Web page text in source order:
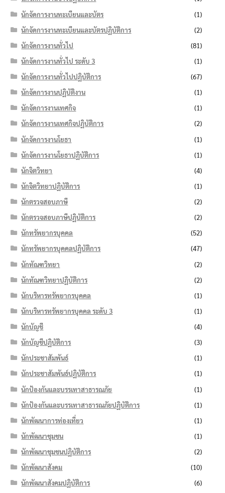
นักจัดการงานทะเบียนและบัตร
(1)
นักจัดการงานทะเบียนและบัตรปฏิบัติการ
(2)
นักจัดการงานทั่วไป
(81)
นักจัดการงานทั่วไป ระดับ 3
(1)
นักจัดการงานทั่วไปปฏิบัติการ
(67)
นักจัดการงานปฏิบัติงาน
(1)
นักจัดการงานเทศกิจ
(1)
นักจัดการงานเทศกิจปฏิบัติการ
(2)
นักจัดการงานโยธา
(1)
นักจัดการงานโยธาปฏิบัติการ
(1)
นักจิตวิทยา
(4)
นักจิตวิทยาปฏิบัติการ
(1)
นักตรวจสอบภาษี
(2)
นักตรวจสอบภาษีปฏิบัติการ
(2)
นักทรัพยากรบุคคล
(52)
นักทรัพยากรบุคคลปฏิบัติการ
(47)
นักทัณฑวิทยา
(2)
นักทัณฑวิทยาปฏิบัติการ
(2)
นักบริหารทรัพยากรบุคคล
(1)
นักบริหารทรัพยากรบุคคล ระดับ 3
(1)
นักบัญชี
(4)
นักบัญชีปฏิบัติการ
(3)
นักประชาสัมพันธ์
(1)
นักประชาสัมพันธ์ปฏิบัติการ
(1)
นักป้องกันและบรรเทาสาธารณภัย
(1)
นักป้องกันและบรรเทาสาธารณภัยปฏิบัติการ
(1)
นักพัฒนาการท่องเที่ยว
(1)
นักพัฒนาชุมชน
(1)
นักพัฒนาชุมชนปฏิบัติการ
(2)
นักพัฒนาสังคม
(10)
นักพัฒนาสังคมปฏิบัติการ
(6)